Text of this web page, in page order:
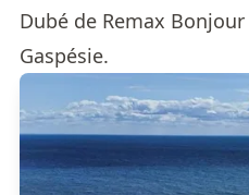
Dubé de Remax Bonjour
Gaspésie.